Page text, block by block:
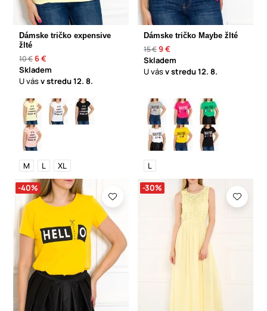
Dámske tričko expensive
žlté
10 € 6 €
Skladem
U vásv stredu12. 8.
M L XL
Dámske tričko Maybe žlté
15 €9 €
Skladem
U vásv stredu12. 8.
L
-40% -30%